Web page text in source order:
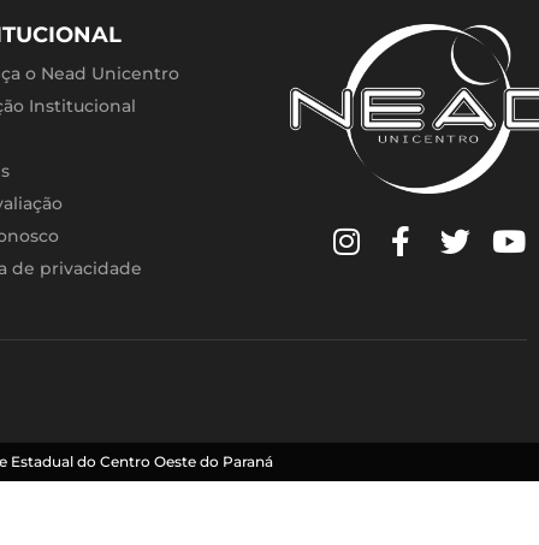
o Nead Unicentro
Institucional
de privacidade
Estadual do Centro Oeste do Paraná